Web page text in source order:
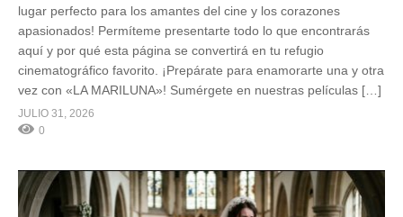
lugar perfecto para los amantes del cine y los corazones
apasionados! Permíteme presentarte todo lo que encontrarás
aquí y por qué esta página se convertirá en tu refugio
cinematográfico favorito. ¡Prepárate para enamorarte una y otra
vez con «LA MARILUNA»! Sumérgete en nuestras películas […]
JULIO 31, 2026
0